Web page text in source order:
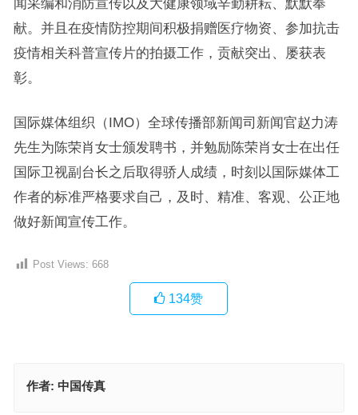
闻采编和消防宣传以及大健康领域辛勤耕耘、默默奉
献。并且在疫情防控期间积极捐赠医疗物资、参加抗击
疫情相关科普宣传片的拍摄工作，贡献突出、屡获表
彰。
国际媒体组织（IMO）全球传播部新闻司新闻官赵力涛
先生为陈荣肖女士颁发聘书，并勉励陈荣肖女士在出任
国际卫视副台长之后取得骄人成绩，时刻以国际媒体工
作者的标准严格要求自己，及时、精准、客观、公正地
做好新闻宣传工作。
Post Views: 668
134赞
作者: 中国传真